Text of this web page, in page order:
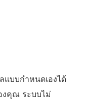
บบกำหนดเองได้
งคุณ ระบบไม่